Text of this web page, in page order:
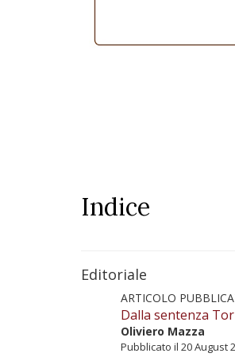
Indice
Editoriale
ARTICOLO
Dalla sentenza
Oliviero Mazza
Pubblicato il 20 August